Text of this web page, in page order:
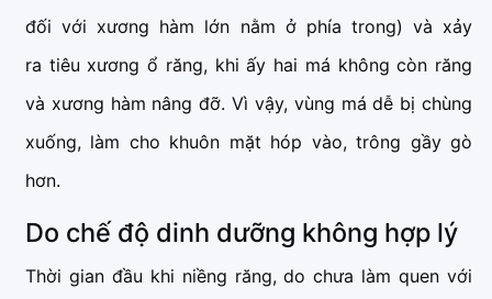
đối với xương hàm lớn nằm ở phía trong) và xảy
ra tiêu xương ổ răng, khi ấy hai má không còn răng
và xương hàm nâng đỡ. Vì vậy, vùng má dễ bị chùng
xuống, làm cho khuôn mặt hóp vào, trông gầy gò
hơn.
Do chế độ dinh dưỡng không hợp lý
Thời gian đầu khi niềng răng, do chưa làm quen với